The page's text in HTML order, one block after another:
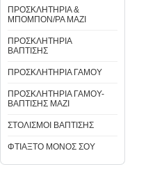
ΠΡΟΣΚΛΗΤΗΡΙΑ &
ΜΠΟΜΠΟΝ/ΡΑ ΜΑΖΙ
ΠΡΟΣΚΛΗΤΗΡΙΑ
ΒΑΠΤΙΣΗΣ
ΠΡΟΣΚΛΗΤΗΡΙΑ ΓΑΜΟΥ
ΠΡΟΣΚΛΗΤΗΡΙΑ ΓΑΜΟΥ-
ΒΑΠΤΙΣΗΣ ΜΑΖΙ
ΣΤΟΛΙΣΜΟΙ ΒΑΠΤΙΣΗΣ
ΦΤΙΑΞΤΟ ΜΟΝΟΣ ΣΟΥ